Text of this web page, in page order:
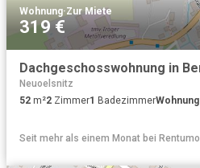
Wohnung·Zur Miete
319 €
Neuoelsnitz
52 m²2 Zimmer1 BadezimmerWohnung
Seit mehr als einem Monat bei Rentumo